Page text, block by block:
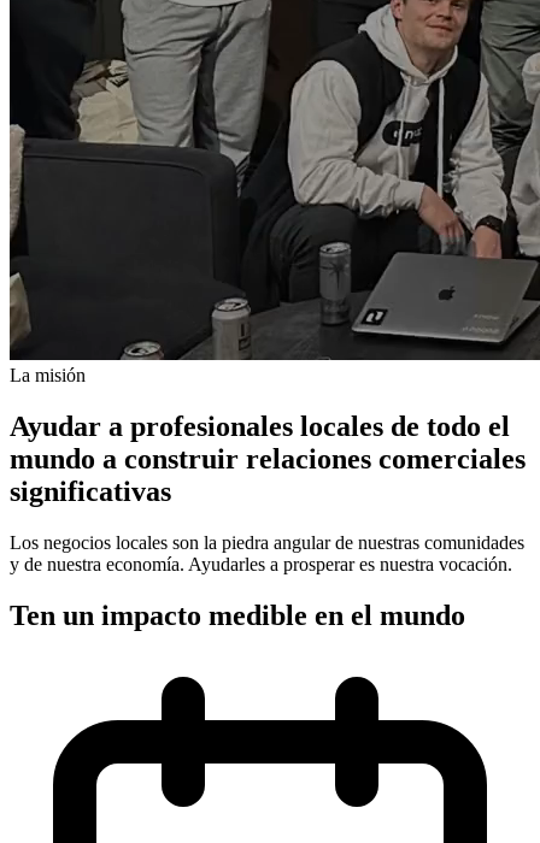
La misión
Ayudar a profesionales locales de todo el
mundo a construir relaciones comerciales
significativas
Los negocios locales son la piedra angular de nuestras comunidades
y de nuestra economía. Ayudarles a prosperar es nuestra vocación.
Ten un impacto medible en el mundo